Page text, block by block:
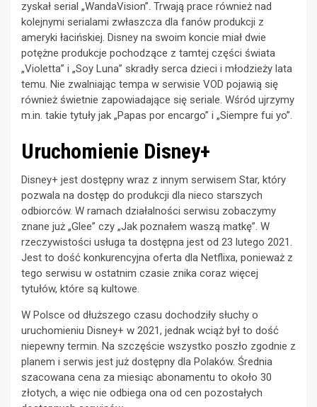
zyskał serial „WandaVision”. Trwają prace również nad
kolejnymi serialami zwłaszcza dla fanów produkcji z
ameryki łacińskiej. Disney na swoim koncie miał dwie
potężne produkcje pochodzące z tamtej części świata
„Violetta” i „Soy Luna” skradły serca dzieci i młodzieży lata
temu. Nie zwalniając tempa w serwisie VOD pojawią się
również świetnie zapowiadające się seriale. Wśród ujrzymy
m.in. takie tytuły jak „Papas por encargo” i „Siempre fui yo”.
Uruchomienie Disney+
Disney+ jest dostępny wraz z innym serwisem Star, który
pozwala na dostęp do produkcji dla nieco starszych
odbiorców. W ramach działalności serwisu zobaczymy
znane już „Glee” czy „Jak poznałem waszą matkę”. W
rzeczywistości usługa ta dostępna jest od 23 lutego 2021.
Jest to dość konkurencyjna oferta dla Netflixa, ponieważ z
tego serwisu w ostatnim czasie znika coraz więcej
tytułów, które są kultowe.
W Polsce od dłuższego czasu dochodziły słuchy o
uruchomieniu Disney+ w 2021, jednak wciąż był to dość
niepewny termin. Na szczęście wszystko poszło zgodnie z
planem i serwis jest już dostępny dla Polaków. Średnia
szacowana cena za miesiąc abonamentu to około 30
złotych, a więc nie odbiega ona od cen pozostałych